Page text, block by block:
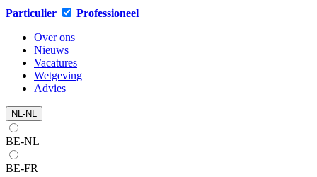
Particulier
Professioneel
Over ons
Nieuws
Vacatures
Wetgeving
Advies
NL-NL
BE-NL
BE-FR